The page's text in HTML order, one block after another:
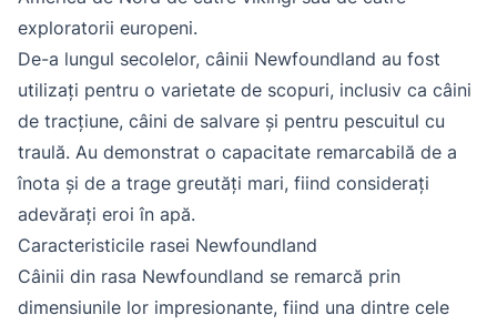
exploratorii europeni.
De-a lungul secolelor, câinii Newfoundland au fost
utilizați pentru o varietate de scopuri, inclusiv ca câini
de tracțiune, câini de salvare și pentru pescuitul cu
traulă. Au demonstrat o capacitate remarcabilă de a
înota și de a trage greutăți mari, fiind considerați
adevărați eroi în apă.
Caracteristicile rasei Newfoundland
Câinii din rasa Newfoundland se remarcă prin
dimensiunile lor impresionante, fiind una dintre cele